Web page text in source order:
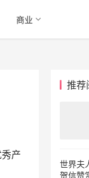
商业
产
推荐
世界夫
贺信赞